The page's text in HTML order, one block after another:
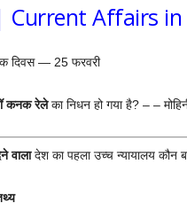
Current Affairs
दिवस — 25 फरवरी
कनक रेलेका निधन हो गया है? – –
वालादेश का पहला उच्च न्यायालय कौन